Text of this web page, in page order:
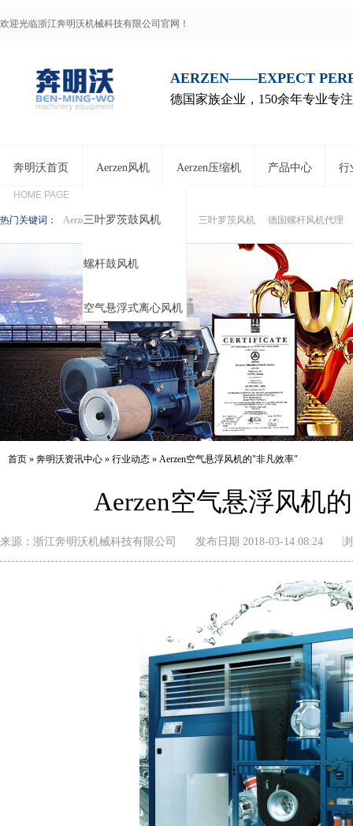
欢迎光临浙江奔明沃机械科技有限公司官网！
AERZEN——EXPECT
德国家族企业，150余年专业专
奔明沃首页
HOME PAGE
Aerzen风机
三叶罗茨鼓风机
螺杆鼓风机
空气悬浮式离心风机
Aerzen压缩机 产品中心 行
热门关键词： Aerzen鼓风机 Aerzen压缩机 三叶罗茨风机 德国螺杆风机代理
首页 » 奔明沃资讯中心 » 行业动态 » Aerzen空气悬浮风机的"非凡效率"
Aerzen空气悬浮风机
来源： 浙江奔明沃机械科技有限公司 发布日期 2018-03-14 08:24